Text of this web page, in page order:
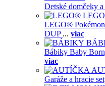
Detské domčeky a
LEGO®
DUP ... viac
Bábiky Baby
viac
Garáže a hracie